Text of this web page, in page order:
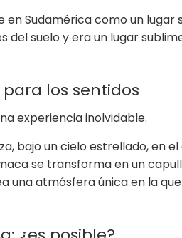
Sudamérica como un lugar
suelo y era un lugar
los sentidos
experiencia inolvidable.
bajo un cielo estrellado, en
se transforma en un
una atmósfera única en la